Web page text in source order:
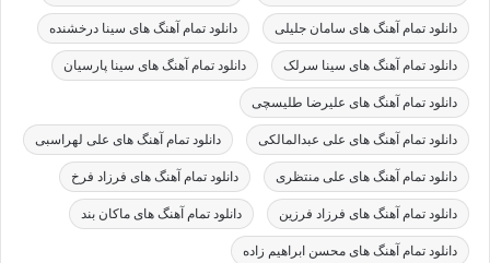
دانلود تمام آهنگ های سامان جلیلی دانلود تمام آهنگ های سینا درخشنده
دانلود تمام آهنگ های سینا سرلک دانلود تمام آهنگ های سینا پارسیان
دانلود تمام آهنگ های علیرضا طلیسچی
دانلود تمام آهنگ های علی عبدالمالکی دانلود تمام آهنگ های علی لهراسبی
دانلود تمام آهنگ های علی منتظری دانلود تمام آهنگ های فرزاد فرخ
دانلود تمام آهنگ های فرزاد فرزین دانلود تمام آهنگ های ماکان بند
دانلود تمام آهنگ های محسن ابراهیم زاده